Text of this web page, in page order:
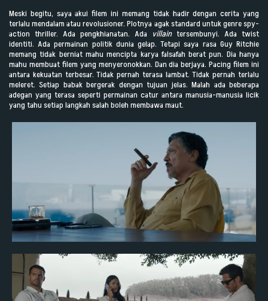
Meski begitu, saya akui filem ini memang tidak hadir dengan cerita yang
terlalu mendalam atau revolusioner. Plotnya agak standard untuk genre spy-
action thriller. Ada pengkhianatan. Ada villaintersembunyi. Ada twist
identiti. Ada permainan politik dunia gelap. Tetapi saya rasa Guy Ritchie
memang tidak berniat mahu mencipta karya falsafah berat pun. Dia hanya
mahu membuat filem yang menyeronokkan. Dan dia berjaya. Pacing filem ini
antara kekuatan terbesar. Tidak pernah terasa lambat. Tidak pernah terlalu
meleret. Setiap babak bergerak dengan tujuan jelas. Malah ada beberapa
adegan yang terasa seperti permainan catur antara manusia-manusia licik
yang tahu setiap langkah salah boleh membawa maut.